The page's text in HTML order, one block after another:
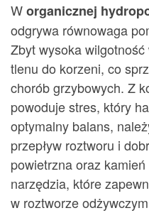
Worganicznej
odgrywa równowaga
Zbyt wysoka
tlenu do korzeni, co
chorób grzybowych. Z
powoduje stres, który
optymalny balans,
przepływ roztworu i
powietrzna oraz
narzędzia, które
w roztworze